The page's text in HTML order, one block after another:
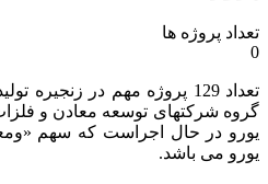
تعداد پروژه ها
0
تعداد 129 پروژه مهم در
یورو می باشد.​